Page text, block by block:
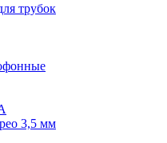
трубок
3,5 мм